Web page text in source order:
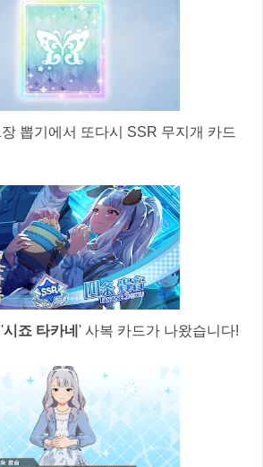
뽑기에서 또다시 SSR 무지개 카드
시죠 타카네 ' 사복 카드가 나왔습니다!